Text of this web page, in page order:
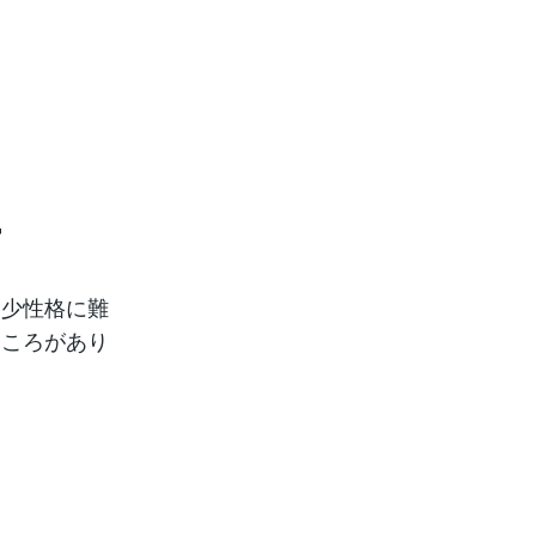
性格に難
ろがあり